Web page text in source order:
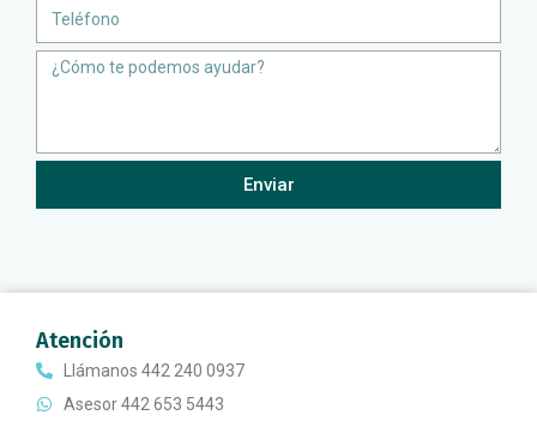
Message
Enviar
Atención
Llámanos 442 240 0937
Asesor 442 653 5443